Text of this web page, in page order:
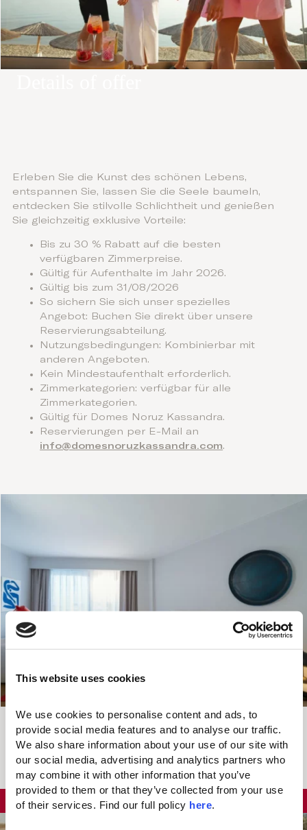
This website uses cookies
We use cookies to personalise content and ads, to
provide social media features and to analyse our traffic.
We also share information about your use of our site with
our social media, advertising and analytics partners who
may combine it with other information that you’ve
provided to them or that they’ve collected from your use
of their services. Find our full policy here
Erleben Sie die Kunst des schönen Lebens,
entspannen Sie, lassen Sie die Seele baumeln,
entdecken Sie stilvolle Schlichtheit und genießen
Sie gleichzeitig exklusive Vorteile:
Bis zu 30 % Rabatt auf die besten
verfügbaren Zimmerpreise.
Gültig für Aufenthalte im Jahr 2026.
Gültig bis zum 31/08/2026
So sichern Sie sich unser spezielles
Angebot: Buchen Sie direkt über unsere
Reservierungsabteilung.
Nutzungsbedingungen: Kombinierbar mit
anderen Angeboten.
Kein Mindestaufenthalt erforderlich.
Zimmerkategorien: verfügbar für alle
Zimmerkategorien.
Gültig für Domes Noruz Kassandra.
Reservierungen per E-Mail an
info@domesnoruzkassandra.com.
Valid Until
31/08/2026
SPECIAL
RABATT
Das könnte Ihnen auch gefallen...
BIS ZU 25% RABATT